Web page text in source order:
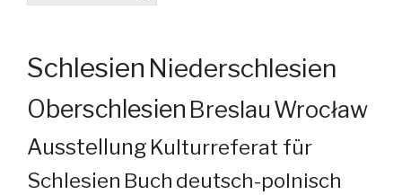
Schlesien Niederschlesien
Oberschlesien Breslau Wrocław
Ausstellung Kulturreferat für
Schlesien Buch deutsch-polnisch